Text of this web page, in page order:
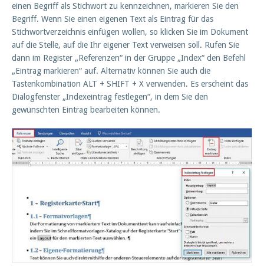
einen Begriff als Stichwort zu kennzeichnen, markieren Sie den
Begriff. Wenn Sie einen eigenen Text als Eintrag für das
Stichwortverzeichnis einfügen wollen, so klicken Sie im Dokument
auf die Stelle, auf die Ihr eigener Text verweisen soll. Rufen Sie
dann im Register „Referenzen“ in der Gruppe „Index“ den Befehl
„Eintrag markieren“ auf. Alternativ können Sie auch die
Tastenkombination ALT + SHIFT + X verwenden. Es erscheint das
Dialogfenster „Indexeintrag festlegen“, in dem Sie den
gewünschten Eintrag bearbeiten können.